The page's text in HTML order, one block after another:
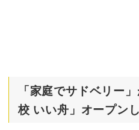
「家庭でサドベリー
校 いい舟」オープン